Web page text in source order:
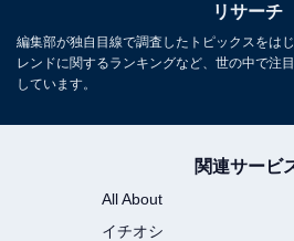
リサーチ
編集部が独自目線で調査したトピックスをは
レンドに関するランキングなど、世の中で注
しています。
関連サービ
All About
イチオシ